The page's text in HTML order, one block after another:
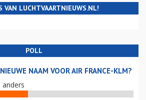
VAN LUCHTVAARTNIEUWS.NL!
POLL
NAAM VOOR AIR FRANCE-KLM?
anders